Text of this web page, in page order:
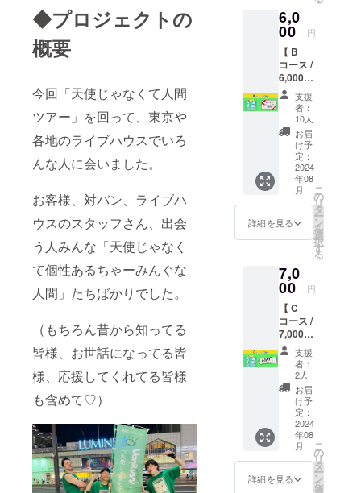
◆プロジェクトの
概要
今回「天使じゃなくて人間
ツアー」を回って、東京や
各地のライブハウスでいろ
んな人に会いました。
お客様、対バン、ライブハ
ウスのスタッフさん、出会
う人みんな「天使じゃなく
て個性あるちゃーみんぐな
人間」たちばかりでした。
（もちろん昔から知ってる
皆様、お世話になってる皆
様、応援してくれてる皆様
も含めて♡）
前をク
レジッ
お礼の
記念ポ
スト
カード
のコー
ス。 ※
クレ
ジット
するお
名前を
備考に
ご入力
くださ
い。ご
支援者
名にな
ります
のでご
了承く
ださい
ませ。
衣装を
着た
ぎゃう
が心を
こめて
あなた
をあな
たを応
援しま
くるお
礼の動
画を送
りま
す。お
一人様
ずつ心
を込め
で、応
援して
ことが
ある方
は備考
にご入
力くだ
さいネ
♡ ※2分
前後の
動画を
メール
にURL
を記載
してお
送りし
6,0
00 円
【 B
コース /
6,000円
】 A
コース
＋アフ
ター
パー
ティー
招待券
・記念
アクリ
ルスタ
ンド
（商品
cm予
定） ・
クレ
ジット
付きポ
スト
カード
（見開
きタイ
プ
200mm
×148m
m予
定） ・
アフ
ター
パー
支援
者：
10人
お届
け予
定：
2024
年08
月
詳細を見る
こ
の
リ
タ
ー
ン
を
選
択
す
る
7,0
00 円
【 C
コース /
7,000円
】 A
コース
＋ロフ
トのチ
ケット
・記念
アクリ
ルスタ
ンド
（商品
サイズ
7cm×9
支援
者：
2人
お届
け予
定：
2024
年08
月
詳細を見る
こ
の
リ
タ
ー
ン
を